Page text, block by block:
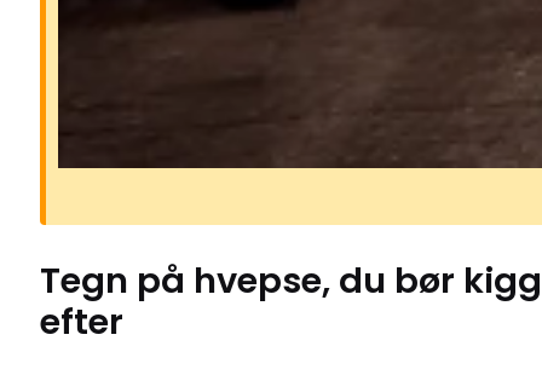
og bliver mere nærgående. Deres
kan gøre ondt og kan i sjældne
udløse alvorlige allergiske
Hvis en hveps føler sig truet, kan
Tegn på hvepse, du bør
efter